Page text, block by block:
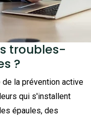
troubles-
?
la prévention active
qui s'installent
épaules, des